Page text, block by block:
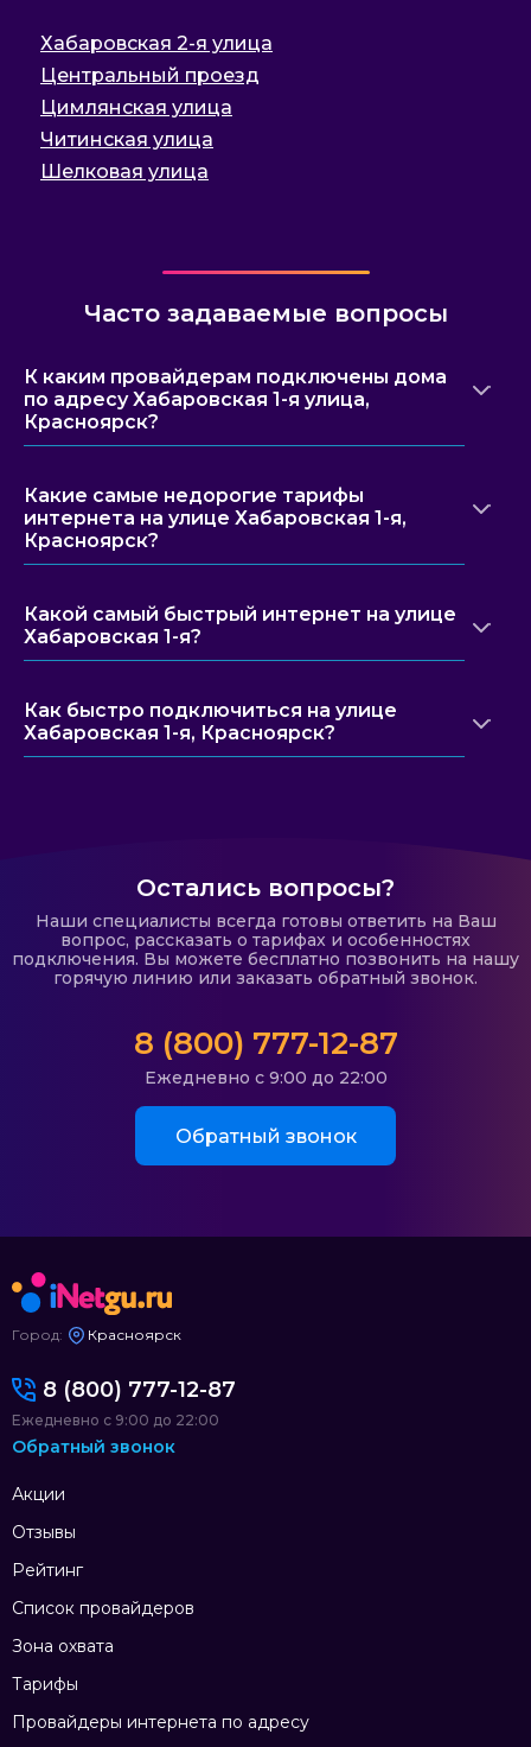
Хабаровская 2-я улица
Центральный проезд
Цимлянская улица
Читинская улица
Шелковая улица
Часто задаваемые вопросы
К каким провайдерам подключены дома
по адресу Хабаровская 1-я улица,
Красноярск?
Какие самые недорогие тарифы
интернета на улице Хабаровская 1-я,
Красноярск?
Какой самый быстрый интернет на улице
Хабаровская 1-я?
Как быстро подключиться на улице
Хабаровская 1-я, Красноярск?
Остались вопросы?
Наши специалисты всегда готовы ответить на Ваш
вопрос, рассказать о тарифах и особенностях
подключения. Вы можете бесплатно позвонить на нашу
горячую линию или заказать обратный звонок.
8 (800) 777-12-87
Ежедневно с 9:00 до 22:00
Обратный звонок
Город: Красноярск
Акции
Отзывы
Рейтинг
Список провайдеров
Зона охвата
Тарифы
Провайдеры интернета по адресу
8 (800) 777-12-87
Ежедневно с 9:00 до 22:00
Обратный звонок